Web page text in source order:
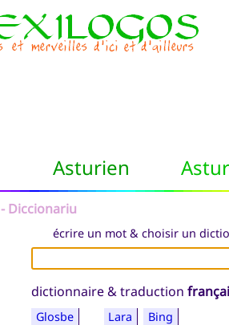
Asturien
- Diccionariu
écrire un mot & choisir un
dictionnaire & traduction
Glosbe Lara Bing